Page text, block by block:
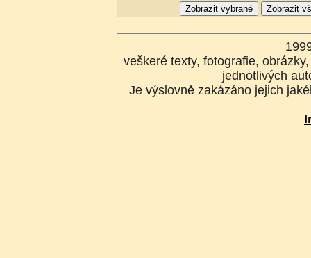
veškeré texty, fotografie,
jednotlivých
Je výslovně zakázáno jejich